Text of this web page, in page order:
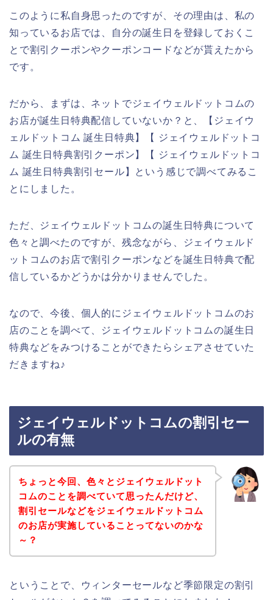
このように私自身思ったのですが、その理由は、私の
知っているお店では、自分の誕生日を登録しておくこ
とで割引クーポンやクーポンコードなどが貰えたから
です。
だから、まずは、ネットでジェイウェルドットコムの
お店が誕生日特典配信していないか？と、【ジェイウ
ェルドットコム 誕生日特典】【 ジェイウェルドットコ
ム 誕生日特典割引クーポン】【 ジェイウェルドットコ
ム 誕生日特典割引セール】という感じで調べてみるこ
とにしました。
ただ、ジェイウェルドットコムの誕生日特典について
色々と調べたのですが、残念ながら、ジェイウェルド
ットコムのお店で割引クーポンなどを誕生日特典で配
信しているかどうかは分かりませんでした。
なので、今後、個人的にジェイウェルドットコムのお
店のことを調べて、ジェイウェルドットコムの誕生日
特典などをみつけることができたらシェアさせていた
だきますね♪
ジェイウェルドットコムの割引セー
ルの有無
ちょっと今回、色々とジェイウェルドット
コムのことを調べていて思ったんだけど、
割引セールなどをジェイウェルドットコム
のお店が実施していることってないのかな
～？
ということで、ウィンターセールなど季節限定の割引